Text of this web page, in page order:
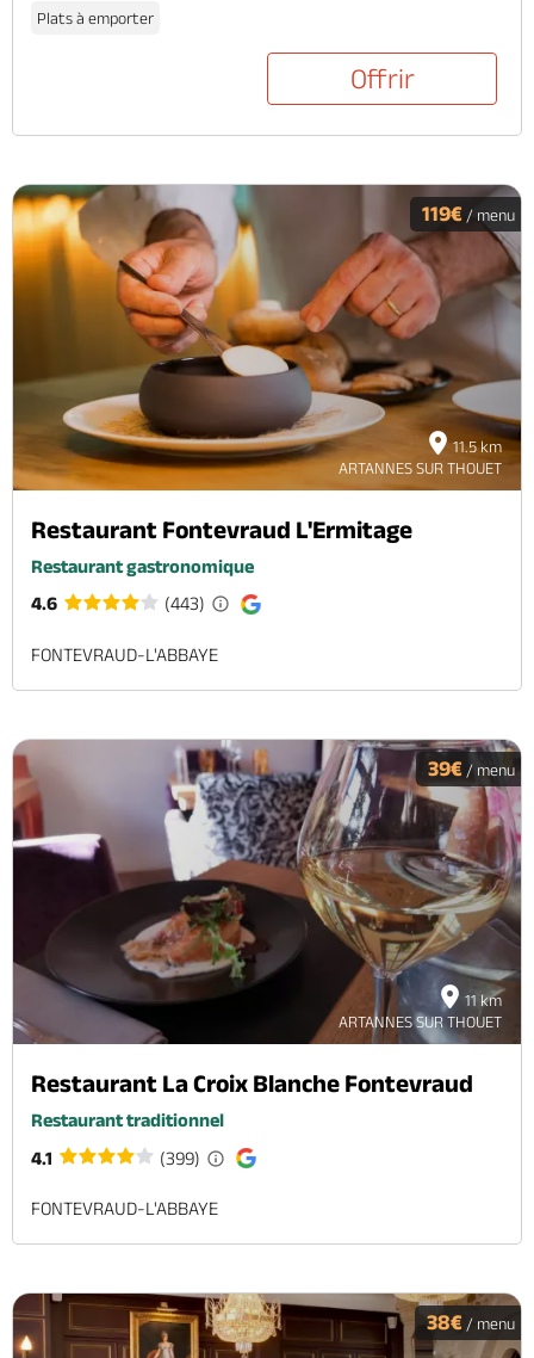
Plats à emporter
Offrir
11.5 km
ARTANNES SUR THOUET
119€ / menu
Restaurant Fontevraud L'Ermitage
Restaurant gastronomique
4.6
(443)
FONTEVRAUD-L'ABBAYE
11 km
ARTANNES SUR THOUET
39€ / menu
Restaurant La Croix Blanche Fontevraud
Restaurant traditionnel
4.1
(399)
FONTEVRAUD-L'ABBAYE
38€ / menu